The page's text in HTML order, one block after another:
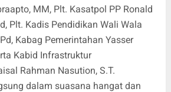
MM, Plt. Kasatpol PP Ronald
Plt. Kadis Pendidikan Wali Wala
Kabag Pemerintahan Yasser
Kabid Infrastruktur
Rahman Nasution, S.T.
dalam suasana hangat dan